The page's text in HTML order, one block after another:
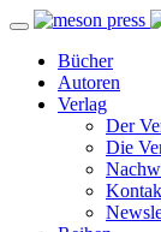
Bücher
Autoren
Verlag
Der
Die